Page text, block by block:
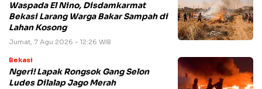
Waspada El Nino, Disdamkarmat
Bekasi Larang Warga Bakar Sampah di
Lahan Kosong
Jumat, 7 Agu 2026 - 12:26 WIB
Bekasi
Ngeri! Lapak Rongsok Gang Selon
Ludes Dilalap Jago Merah